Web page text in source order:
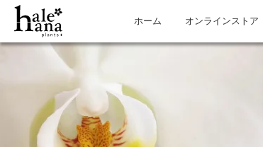
ホーム オンラインストア